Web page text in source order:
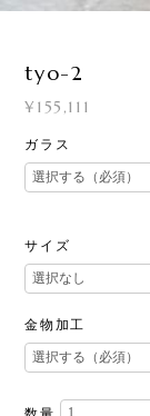
tyo-2
¥155,111
ガラス
サイズ
金物加工